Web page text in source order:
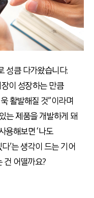
성큼 다가왔습니다.
이 성장하는 만큼
활발해질 것”이라며
는 제품을 개발하게 돼
용해보면 ‘나도
’는 생각이 드는 기어
건 어떨까요?